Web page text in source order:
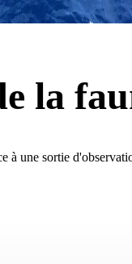
la
à une sortie